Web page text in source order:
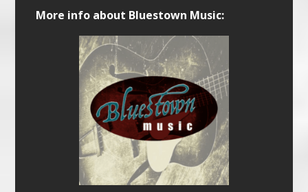
More info about Bluestown Music: